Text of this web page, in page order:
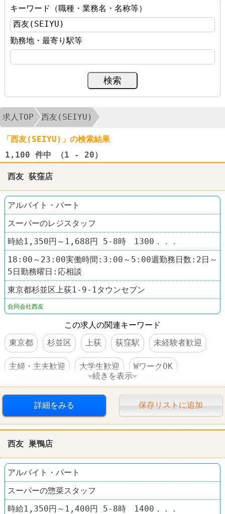
キーワード（職種・業務名・名称等）
勤務地・最寄り駅等
求人TOP 西友(SEIYU)
「西友(SEIYU)」の検索結果
1,100 件中 （1 - 20）
西友 荻窪店
アルバイト・パート
スーパーのレジスタッフ
時給1,350円～1,688円 5-8時 1300．．．
18:00～23:00実働時間:3:00～5:00週勤務日数:2日～
5日勤務曜日:応相談
東京都杉並区上荻1-9-1タウンセブン
合同会社西友
この求人の関連キーワード
東京都
杉並区 上荻 荻窪駅 未経験者歓迎
主婦・主夫歓迎 大学生歓迎 WワークOK
交通費支給 社員登用あり 駅チカ スーパー
続きを表示
詳細をみる 保存リストに追加
西友 巣鴨店
アルバイト・パート
スーパーの惣菜スタッフ
時給1,350円～1,400円 5-8時 1400．．．